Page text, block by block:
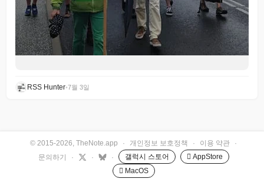
RSS Hunter•7월 3일
© 2015-2026, TheNote.app · 개인정보 보호정책 · 이용 약관
·
문의하기
· · · 갤럭시 스토어
 AppStore
 MacOS